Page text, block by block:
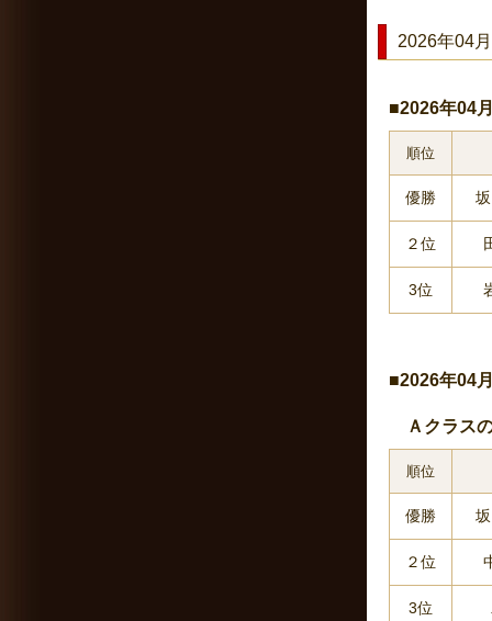
2026年04月
■2026年04
順位
優勝
２位
3位
■2026年04
Ａクラス
順位
優勝
２位
3位